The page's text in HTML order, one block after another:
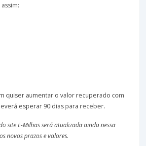
quiser aumentar o valor recuperado com
esperar 90 dias para receber.
site E-Milhas será atualizada ainda nessa
novos prazos e valores.